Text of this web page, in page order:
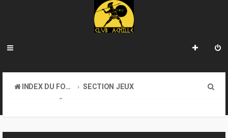
INDEX DU FORUM
SECTION JEUX
h